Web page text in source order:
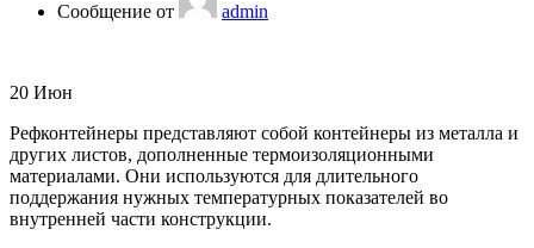
Сообщение от admin
20 Июн
Рефконтейнеры представляют собой контейнеры из металла и
других листов, дополненные термоизоляционными
материалами. Они используются для длительного
поддержания нужных температурных показателей во
внутренней части конструкции.